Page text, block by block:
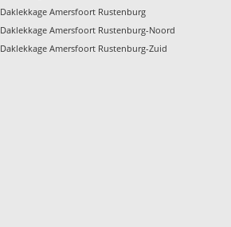
Daklekkage Amersfoort Rustenburg
Daklekkage Amersfoort Rustenburg-Noord
Daklekkage Amersfoort Rustenburg-Zuid